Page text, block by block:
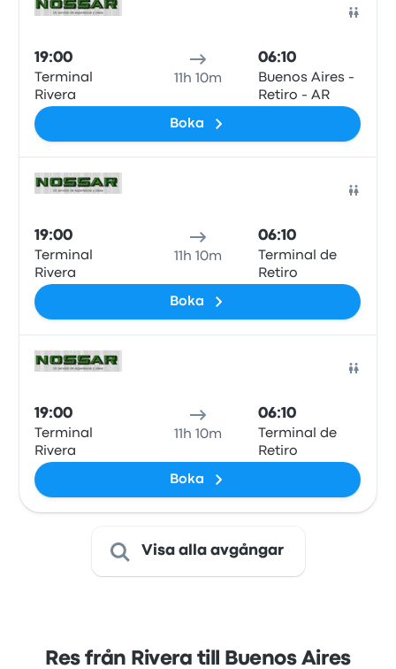
19:00
Terminal
Rivera
11h 10m
06:10
Buenos Aires -
Retiro - AR
Boka
19:00
Terminal
Rivera
11h 10m
06:10
Terminal de
Retiro
Boka
19:00
Terminal
Rivera
11h 10m
06:10
Terminal de
Retiro
Boka
Visa alla avgångar
Res från Rivera till Buenos Aires